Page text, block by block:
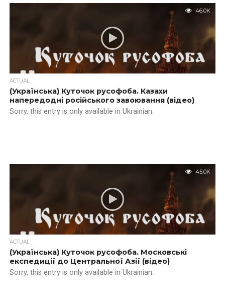
46.0K
ACTUAL
(Українська) Куточок русофоба. Казахи
напередодні російського завоювання (відео)
Sorry, this entry is only available in Ukrainian.
45.0K
ACTUAL
(Українська) Куточок русофоба. Московські
експедиції до Центральної Азії (відео)
Sorry, this entry is only available in Ukrainian.